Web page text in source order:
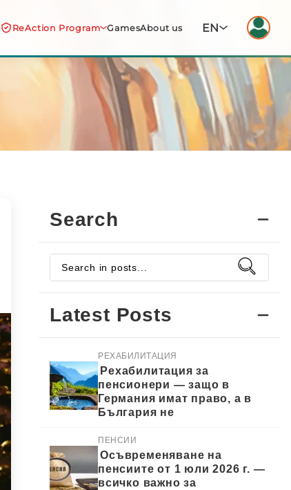
ReAction Program GamesAbout us EN
Search
Latest Posts
РЕХАБИЛИТАЦИЯ
Рехабилитация за
пенсионери — защо в
Германия имат право, а в
България не
ПЕНСИИ
Осъвременяване на
пенсиите от 1 юли 2026 г. —
всичко важно за